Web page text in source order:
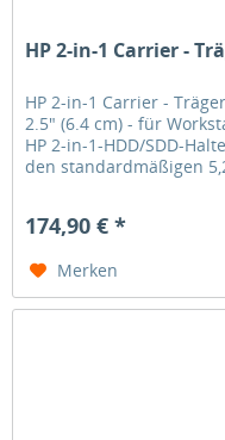
HP 2-in-1 Carrier -
HP 2-in-1 Carrier -
2.5" (6.4 cm) - für
HP 2-in-1-HDD/SDD-
den standardmäßigen
174,90 € *
Merken